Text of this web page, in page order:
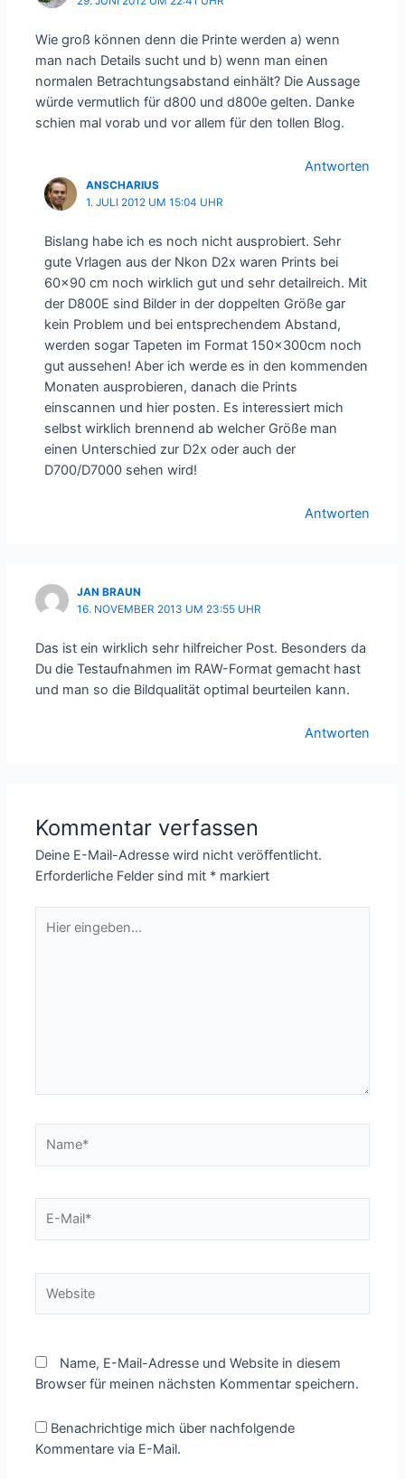
Wie groß können denn die Printe werden a) wenn
man nach Details sucht und b) wenn man einen
normalen Betrachtungsabstand einhält? Die Aussage
würde vermutlich für d800 und d800e gelten. Danke
schien mal vorab und vor allem für den tollen Blog.
Antworten
ANSCHARIUS
1. JULI 2012 UM 15:04 UHR
Bislang habe ich es noch nicht ausprobiert. Sehr
gute Vrlagen aus der Nkon D2x waren Prints bei
60×90 cm noch wirklich gut und sehr detailreich. Mit
der D800E sind Bilder in der doppelten Größe gar
kein Problem und bei entsprechendem Abstand,
werden sogar Tapeten im Format 150x300cm noch
gut aussehen! Aber ich werde es in den kommenden
Monaten ausprobieren, danach die Prints
einscannen und hier posten. Es interessiert mich
selbst wirklich brennend ab welcher Größe man
einen Unterschied zur D2x oder auch der
D700/D7000 sehen wird!
Antworten
JAN BRAUN
16. NOVEMBER 2013 UM 23:55 UHR
Das ist ein wirklich sehr hilfreicher Post. Besonders da
Du die Testaufnahmen im RAW-Format gemacht hast
und man so die Bildqualität optimal beurteilen kann.
Antworten
Kommentar verfassen
Deine E-Mail-Adresse wird nicht veröffentlicht.
Erforderliche Felder sind mit * markiert
eingeben…
Mail*
Name, E-Mail-Adresse und Website in diesem
Browser für meinen nächsten Kommentar speichern.
Benachrichtige mich über nachfolgende
Kommentare via E-Mail.